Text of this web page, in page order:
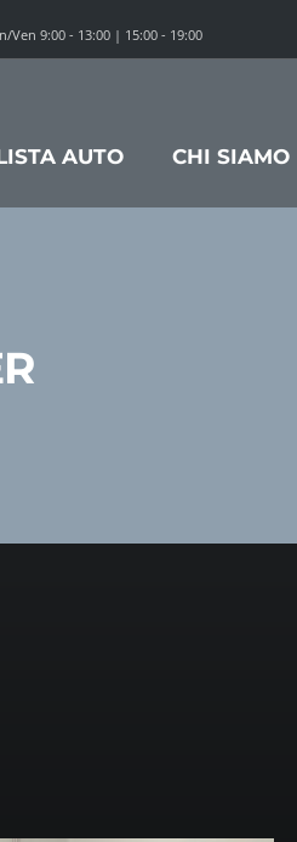
Ven 9:00 - 13:00 | 15:00 - 19:00
AUTO CHI SIAMO